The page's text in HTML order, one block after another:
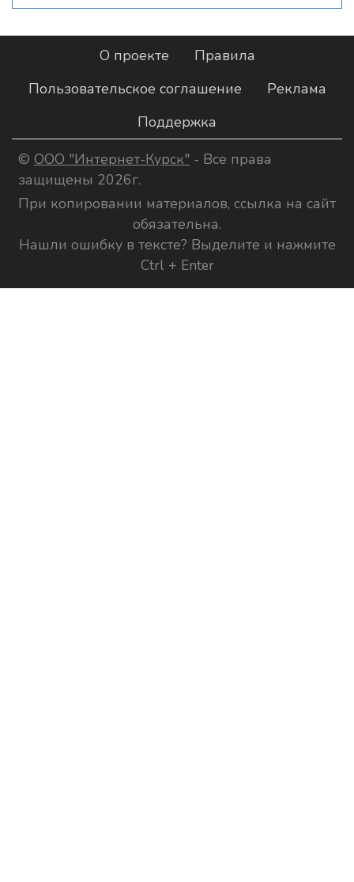
О проекте
Правила
Пользовательское соглашение
Реклама
Поддержка
© ООО "Интернет-Курск" - Все права
защищены 2026г.
При копировании материалов, ссылка на сайт
обязательна.
Нашли ошибку в тексте? Выделите и нажмите
Ctrl + Enter